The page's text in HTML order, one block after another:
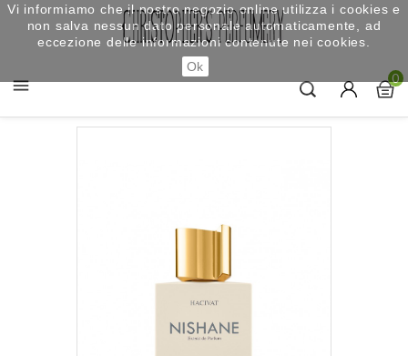
 0
Vi informiamo che il nostro negozio online utilizza i cookies e
non salva nessun dato personale automaticamente, ad
eccezione delle informazioni contenute nei cookies.
Ok